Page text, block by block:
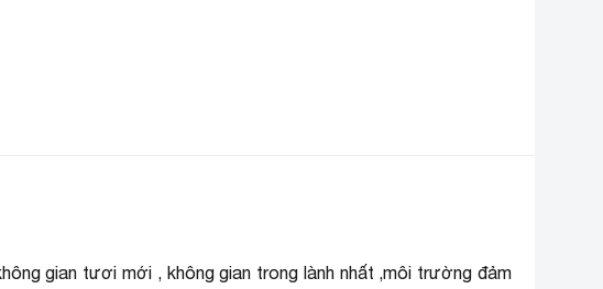
gian tươi mới , không gian trong lành nhất ,môi trường đảm